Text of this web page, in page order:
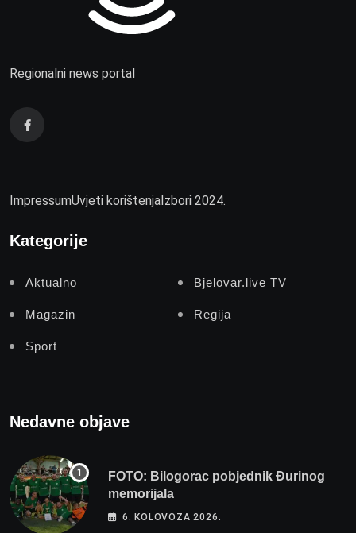
Regionalni news portal
ImpressumUvjeti korištenjaIzbori 2024.
Kategorije
Aktualno Bjelovar.live TV
Magazin Regija
Sport
Nedavne objave
FOTO: Bilogorac pobjednik Đurinog
memorijala
6. KOLOVOZA 2026.